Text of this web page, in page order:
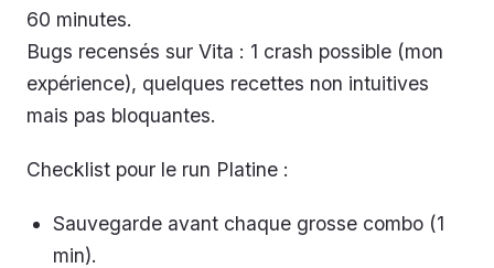
60 minutes.
Bugs recensés sur Vita : 1 crash possible (mon
expérience), quelques recettes non intuitives
mais pas bloquantes.
Checklist pour le run Platine :
Sauvegarde avant chaque grosse combo (1
min).